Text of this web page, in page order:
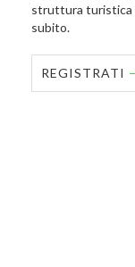
struttura turistica
subito.
REGISTRATI